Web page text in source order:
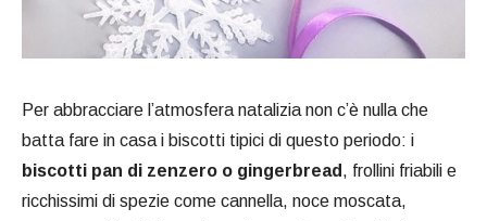
Per abbracciare l’atmosfera natalizia non c’è nulla che
batta fare in casa i biscotti tipici di questo periodo: i
biscotti pan di zenzero o gingerbread , frollini friabili e
ricchissimi di spezie come cannella, noce moscata,